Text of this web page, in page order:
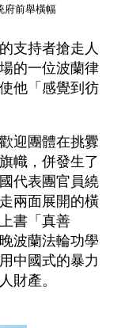
府前舉橫幅
支持者搶走人
的一位波蘭律
他「感覺到彷
迎團體在挑釁
幟，併發生了
代表團官員繞
兩面展開的橫
書「真善
波蘭法輪功學
中國式的暴力
財產。